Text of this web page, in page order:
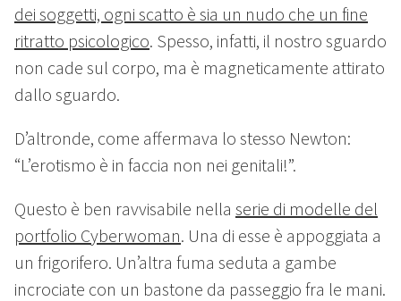
dei soggetti, ogni scatto è sia un nudo che un fine
ritratto psicologico. Spesso, infatti, il nostro sguardo
non cade sul corpo, ma è magneticamente attirato
dallo sguardo.
D’altronde, come affermava lo stesso Newton:
“L’erotismo è in faccia non nei genitali!”.
Questo è ben ravvisabile nella serie di modelle del
portfolio Cyberwoman. Una di esse è appoggiata a
un frigorifero. Un’altra fuma seduta a gambe
incrociate con un bastone da passeggio fra le mani.